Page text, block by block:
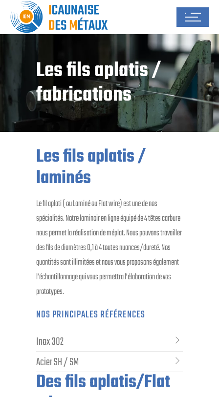
Les fils aplatis /
fabrications
Les fils aplatis /
laminés
Le fil aplati ( ou Laminé ou Flat wire) est une de nos
spécialités. Notre laminoir en ligne équipé de 4 têtes carbure
nous permet la réalisation de méplat. Nous pouvons travailler
des fils de diamètres 0,1 à 4 toutes nuances/dureté. Nos
quantités sont illimitées et nous vous proposons également
l’échantillonnage qui vous permettra l’élaboration de vos
prototypes.
NOS PRINCIPALES RÉFÉRENCES
Inox 302
Acier SH / SM
Des fils aplatis/Flat